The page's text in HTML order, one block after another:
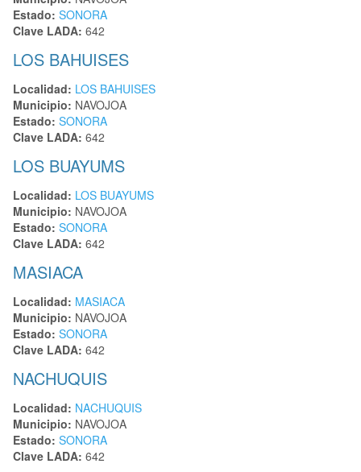
Estado: SONORA
Clave LADA: 642
LOS BAHUISES
Localidad: LOS BAHUISES
Municipio: NAVOJOA
Estado: SONORA
Clave LADA: 642
LOS BUAYUMS
Localidad: LOS BUAYUMS
Municipio: NAVOJOA
Estado: SONORA
Clave LADA: 642
MASIACA
Localidad: MASIACA
Municipio: NAVOJOA
Estado: SONORA
Clave LADA: 642
NACHUQUIS
Localidad: NACHUQUIS
Municipio: NAVOJOA
Estado: SONORA
Clave LADA: 642